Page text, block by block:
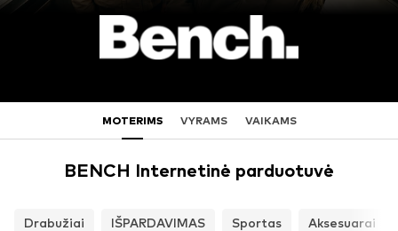
MOTERIMS VYRAMS VAIKAMS
BENCH Internetinė parduotuvė
Drabužiai IŠPARDAVIMAS Sportas Aksesuarai